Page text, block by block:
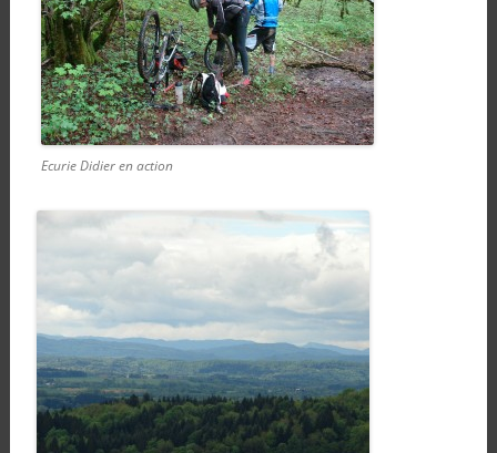
Ecurie Didier en action